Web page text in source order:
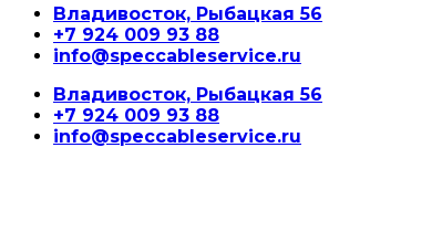
Владивосток, Рыбацкая 56
+7 924 009 93 88
info@speccableservice.ru
Владивосток, Рыбацкая 56
+7 924 009 93 88
info@speccableservice.ru